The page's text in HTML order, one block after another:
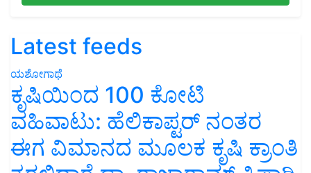
Latest feeds
ಯಶೋಗಾಥೆ
ಕೃಷಿಯಿಂದ 100 ಕೋಟಿ
ವಹಿವಾಟು: ಹೆಲಿಕಾಪ್ಟರ್ ನಂತರ
ಈಗ ವಿಮಾನದ ಮೂಲಕ ಕೃಷಿ ಕ್ರಾಂತಿ